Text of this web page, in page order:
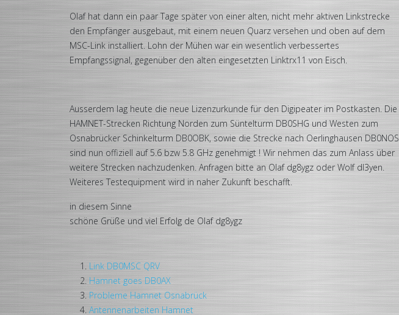
Olaf hat dann ein paar Tage später von einer alten, nicht mehr aktiven Linkstrecke
den Empfänger ausgebaut, mit einem neuen Quarz versehen und oben auf dem
MSC-Link installiert. Lohn der Mühen war ein wesentlich verbessertes
Empfangssignal, gegenüber den alten eingesetzten Linktrx11 von Eisch.
Ausserdem lag heute die neue Lizenzurkunde für den Digipeater im Postkasten. Die
HAMNET-Strecken Richtung Norden zum Süntelturm DB0SHG und Westen zum
Osnabrücker Schinkelturm DB0OBK, sowie die Strecke nach Oerlinghausen DB0NOS
sind nun offiziell auf 5.6 bzw 5.8 GHz genehmigt ! Wir nehmen das zum Anlass über
weitere Strecken nachzudenken. Anfragen bitte an Olaf dg8ygz oder Wolf dl3yen.
Weiteres Testequipment wird in naher Zukunft beschafft.
in diesem Sinne
schöne Grüße und viel Erfolg de Olaf dg8ygz
Link DB0MSC QRV
Hamnet goes DB0AX
Probleme Hamnet Osnabrück
Antennenarbeiten Hamnet